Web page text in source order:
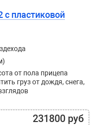
пластиковой
от пола прицепа
груз от дождя, снега,
231800 руб